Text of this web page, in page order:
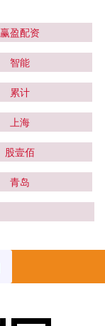
赢盈配资
智能
累计
上海
股壹佰
青岛